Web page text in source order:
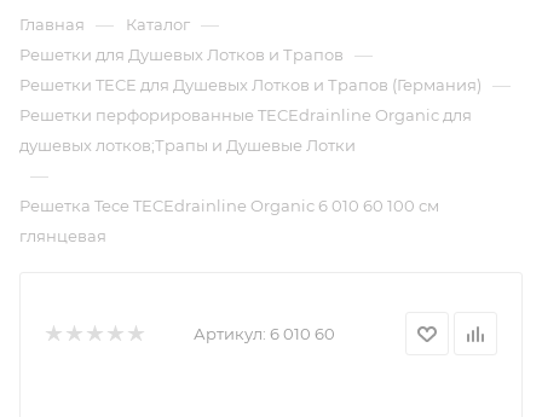
Главная — Каталог —
Решетки для Душевых Лотков и Трапов —
Решетки TECE для Душевых Лотков и Трапов (Германия) —
Решетки перфорированные TECEdrainline Organic для
душевых лотков;Трапы и Душевые Лотки
—
Решетка Tece TECEdrainline Organic 6 010 60 100 см
глянцевая
Артикул: 6 010 60